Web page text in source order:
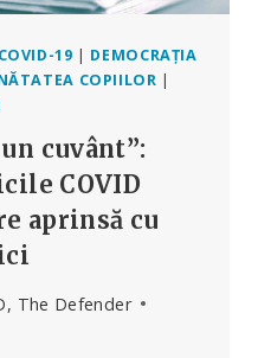
COVID-19 | DEMOCRAȚIA
COPIILOR |
cuvânt”:
COVID
aprinsă cu
The Defender